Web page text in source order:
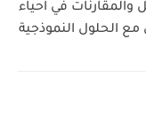
والمقارنات في احياء
الحلول النموذجية